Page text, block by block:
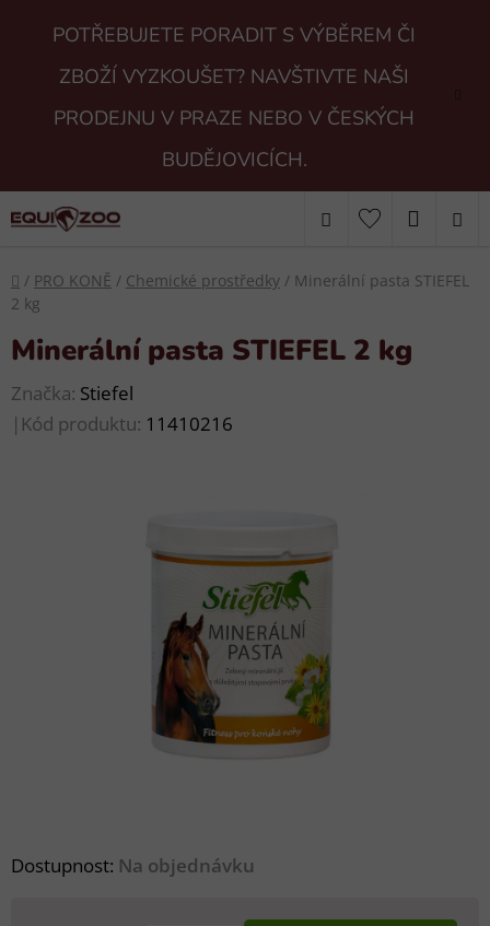
POTŘEBUJETE PORADIT S VÝBĚREM ČI
ZBOŽÍ VYZKOUŠET? NAVŠTIVTE NAŠI
PRODEJNU V PRAZE NEBO V ČESKÝCH
BUDĚJOVICÍCH.
Hledat
KOŠÍK
Domů
/ PRO KONĚ / Chemické prostředky / Minerální pasta STIEFEL
2 kg
Dostupnost: Na objednávku
Minerální pasta STIEFEL 2 kg
Značka: Stiefel
| Kód produktu: 11410216